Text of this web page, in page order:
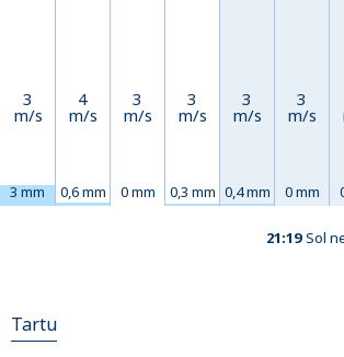
3
m/s
3 mm
4
m/s
0,6 mm
3
m/s
0 mm
3
m/s
0,3 mm
3
m/s
0,4 mm
3
m/s
0 mm
21:19 Sol
Tartu